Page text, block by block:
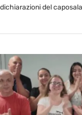
dichiarazioni del